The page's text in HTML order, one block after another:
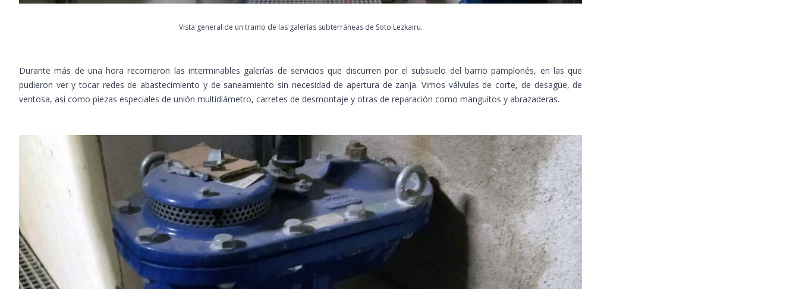
Vista general de un tramo de las galerías subterráneas de Soto Lezkairu.
Durante más de una hora recorrieron las interminables galerías de servicios que discurren por el subsuelo del barrio pamplonés, en las que
pudieron ver y tocar redes de abastecimiento y de saneamiento sin necesidad de apertura de zanja. Vimos válvulas de corte, de desagüe, de
ventosa, así como piezas especiales de unión multidiámetro, carretes de desmontaje y otras de reparación como manguitos y abrazaderas.